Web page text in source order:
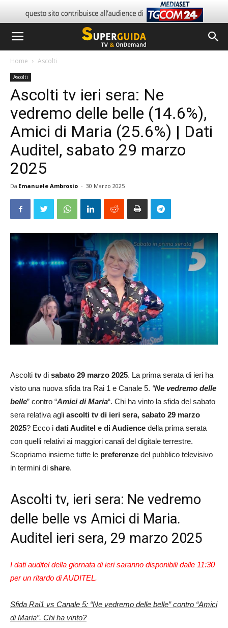
Home Ascolti
Ascolti
Ascolti tv ieri sera: Ne
vedremo delle belle (14.6%),
Amici di Maria (25.6%) | Dati
Auditel, sabato 29 marzo
2025
Da Emanuele Ambrosio - 30 Marzo 2025
Ascolti tvdi sabato 29 marzo 2025. La prima serata di ieri ha
visto una nuova sfida tra Rai 1 e Canale 5. “Ne vedremo delle
belle” contro “Amici di Maria“. Chi ha vinto la sfida del sabato
sera relativa agli ascolti tv di ieri sera, sabato 29 marzo
2025? Ecco i dati Auditel e di Audience della prima serata
con quelli relativi ai maggiori canali del digitale terrestre.
Scopriamo insieme tutte le preferenze del pubblico televisivo
in termini di share.
Ascolti tv, ieri sera: Ne vedremo
delle belle vs Amici di Maria.
Auditel ieri sera, 29 marzo 2025
I dati auditel della giornata di ieri saranno disponibili dalle 11:30
per un ritardo di AUDITEL.
Sfida Rai1 vs Canale 5: “Ne vedremo delle belle” contro “Amici
di Maria”. Chi ha vinto?